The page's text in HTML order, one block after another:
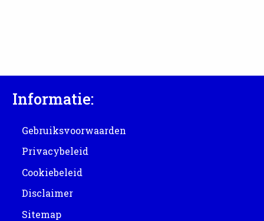
Informatie:
Gebruiksvoorwaarden
Privacybeleid
Cookiebeleid
Disclaimer
Sitemap